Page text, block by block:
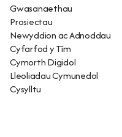
Gwasanaethau
Prosiectau
Newyddion ac Adnoddau
Cyfarfod y Tîm
Cymorth Digidol
Lleoliadau Cymunedol
Cysylltu